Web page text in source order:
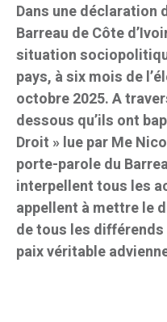
Dans une déclaration
Barreau de Côte
situation
pays, à six mois de
octobre 2025. A
dessous qu’ils ont
Droit » lue par Me
porte-parole du
interpellent tous les
appellent à mettre le
de tous les
paix véritable